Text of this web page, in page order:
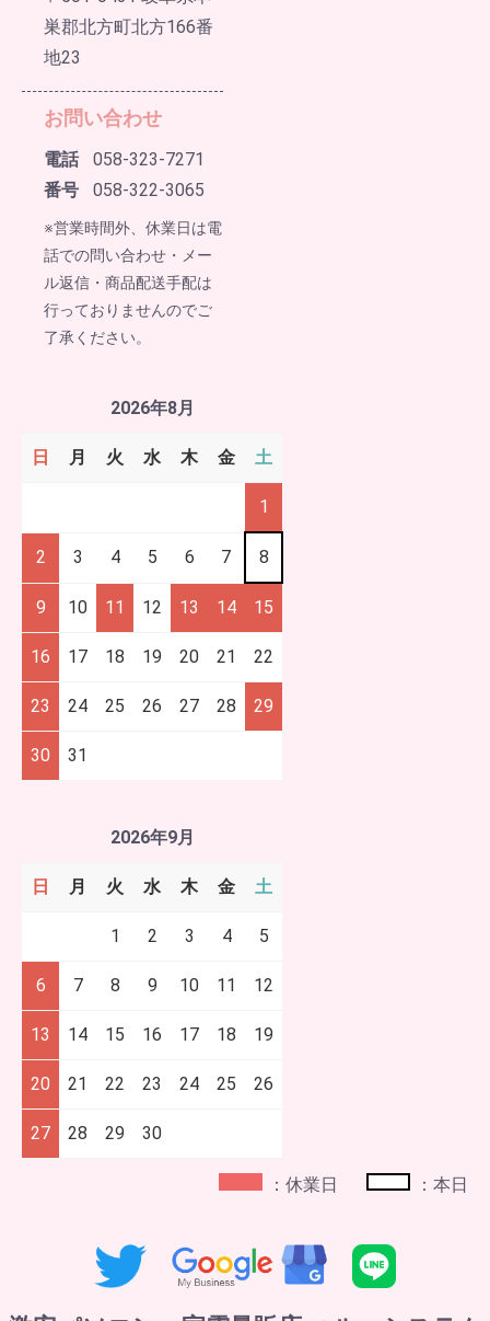
巣郡北方町北方166番
地23
お問い合わせ
電話
番号
058-323-7271
058-322-3065
※営業時間外、休業日は電
話での問い合わせ・メー
ル返信・商品配送手配は
行っておりませんのでご
了承ください。
2026年8月
日 月 火 水 木 金 土
1
2 3 4 5 6 7 8
9 10 11 12 13 14 15
16 17 18 19 20 21 22
23 24 25 26 27 28 29
30 31
2026年9月
日 月 火 水 木 金 土
1 2 3 4 5
6 7 8 9 10 11 12
13 14 15 16 17 18 19
20 21 22 23 24 25 26
27 28 29 30
：休業日 ：本日